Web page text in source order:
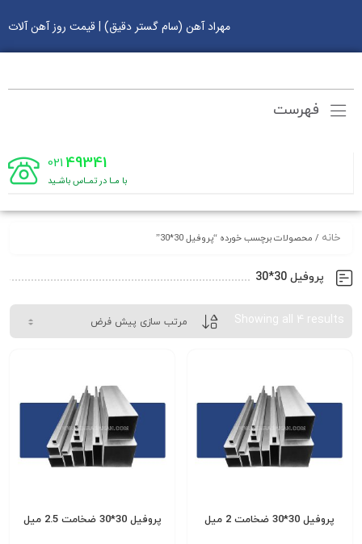
مهراد آهن (سام گستر دقیق) | قیمت روز آهن آلات
فهرست
49341
021
با مـا در تمـاس باشـید
خانه / محصولات برچسب خورده “پروفیل 30*30”
پروفیل 30*30
Showing all 4 results
پروفیل 30*30 ضخامت 2 میل پروفیل 30*30 ضخامت 2.5 میل